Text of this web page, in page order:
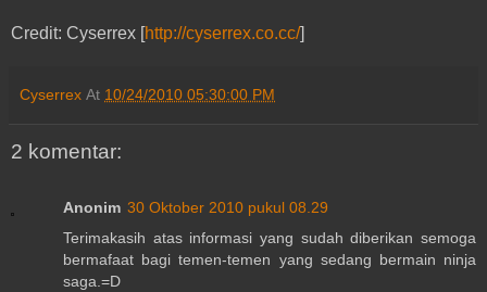
Credit: Cyserrex [http://cyserrex.co.cc/]
Cyserrex At 10/24/2010 05:30:00 PM
2 komentar:
Anonim 30 Oktober 2010 pukul 08.29
Terimakasih atas informasi yang sudah diberikan semoga
bermafaat bagi temen-temen yang sedang bermain ninja
saga.=D